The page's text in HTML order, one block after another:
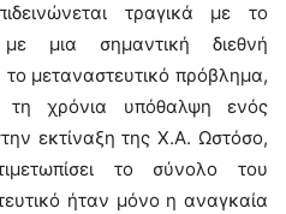
τραγικά με το
με μια σημαντική διεθνή
το μεταναστευτικό πρόβλημα,
χρόνια υπόθαλψη ενός
εκτίναξη της Χ.Α. Ωστόσο,
το σύνολο του
ήταν μόνο η αναγκαία